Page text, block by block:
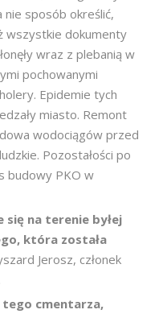
nie sposób określić,
wszystkie dokumenty
wraz z plebanią w
pochowanymi
Epidemie tych
miasto. Remont
wodociągów przed
Pozostałości po
budowy PKO w
się na terenie byłej
która została
Jerosz, członek
tego cmentarza,